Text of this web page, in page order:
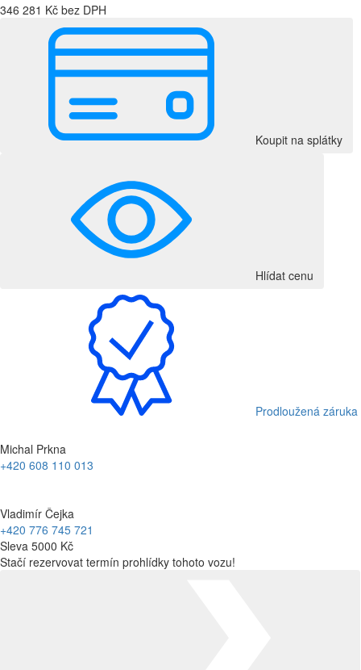
346 281 Kč bez DPH
Koupit na splátky
Hlídat cenu
Prodloužená záruka
Michal Prkna
+420 608 110 013
Vladimír Čejka
+420 776 745 721
Sleva 5000 Kč
Stačí rezervovat termín prohlídky tohoto vozu!